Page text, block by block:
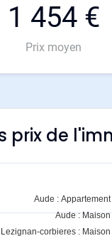
1 454 €
Prix moyen
prix de